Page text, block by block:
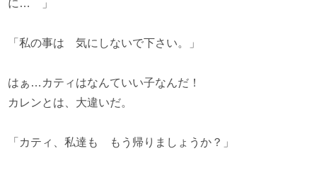
に… 」
「私の事は 気にしないで下さい。」
はぁ…カティはなんていい子なんだ！
カレンとは、大違いだ。
「カティ、私達も もう帰りましょうか？」